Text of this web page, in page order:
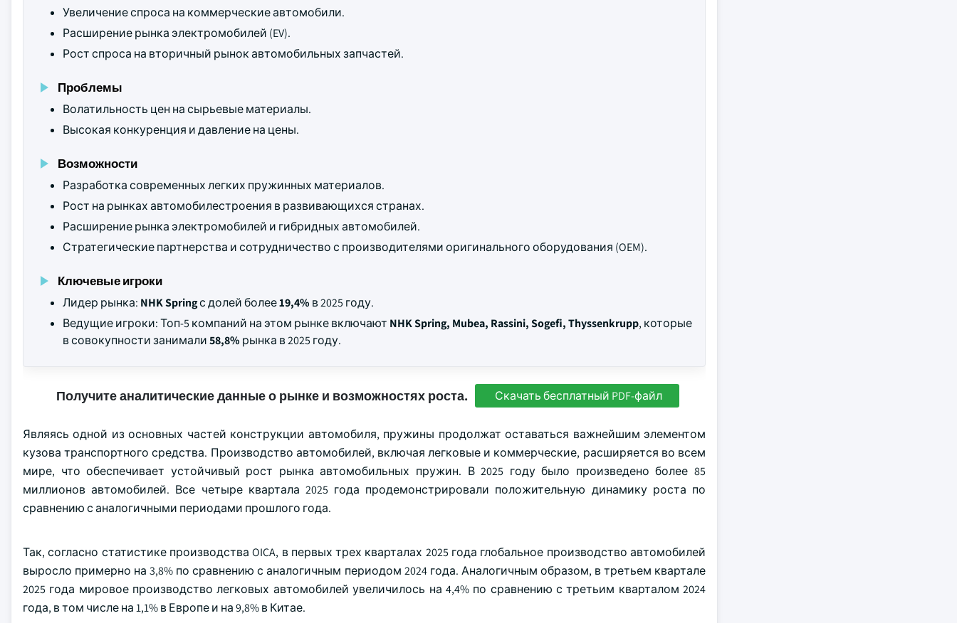
Увеличение спроса на коммерческие автомобили.
Расширение рынка электромобилей (EV).
Рост спроса на вторичный рынок автомобильных запчастей.
Проблемы
Волатильность цен на сырьевые материалы.
Высокая конкуренция и давление на цены.
Возможности
Разработка современных легких пружинных материалов.
Рост на рынках автомобилестроения в развивающихся странах.
Расширение рынка электромобилей и гибридных автомобилей.
Стратегические партнерства и сотрудничество с производителями оригинального оборудования (OEM).
Ключевые игроки
Лидер рынка: NHK Springс долей более19,4% в 2025 году.
Ведущие игроки: Топ-5 компаний на этом рынке включают NHK Spring, Mubea, Rassini, Sogefi, Thyssenkrupp, которые
в совокупности занимали58,8% рынка в 2025 году.
Получите аналитические данные о рынке и возможностях роста. Скачать бесплатный PDF-файл
Являясь одной из основных частей конструкции автомобиля, пружины продолжат оставаться важнейшим элементом
кузова транспортного средства. Производство автомобилей, включая легковые и коммерческие, расширяется во всем
мире, что обеспечивает устойчивый рост рынка автомобильных пружин. В 2025 году было произведено более 85
миллионов автомобилей. Все четыре квартала 2025 года продемонстрировали положительную динамику роста по
сравнению с аналогичными периодами прошлого года.
Так, согласно статистике производства OICA, в первых трех кварталах 2025 года глобальное производство автомобилей
выросло примерно на 3,8% по сравнению с аналогичным периодом 2024 года. Аналогичным образом, в третьем квартале
2025 года мировое производство легковых автомобилей увеличилось на 4,4% по сравнению с третьим кварталом 2024
года, в том числе на 1,1% в Европе и на 9,8% в Китае.